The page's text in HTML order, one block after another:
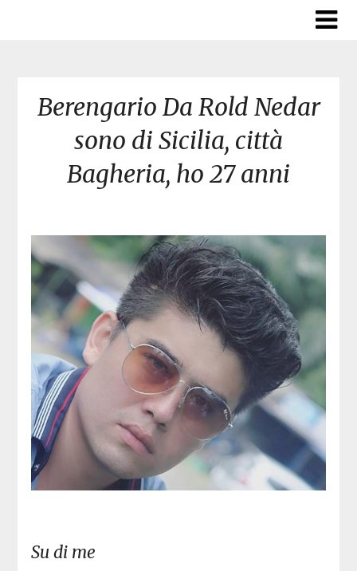
Berengario Da Rold Nedar
sono di Sicilia, città
Bagheria, ho 27 anni
Su di me